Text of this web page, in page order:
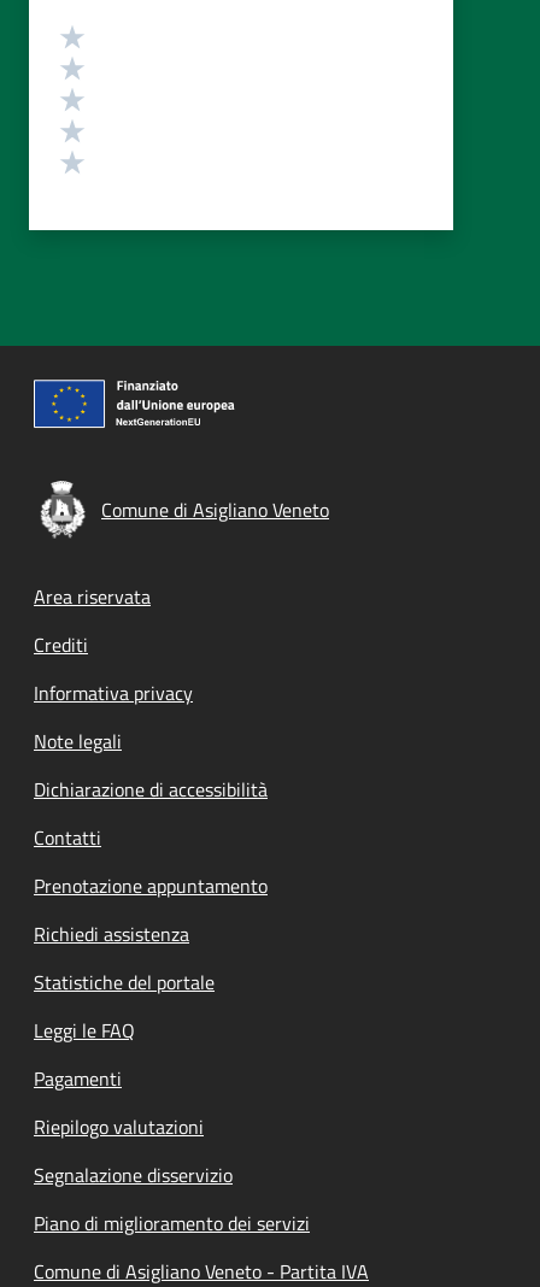
Valutazione
Comune di Asigliano Veneto
Footer menu
Area riservata
Crediti
Informativa privacy
Note legali
Dichiarazione di accessibilità
Contatti
Prenotazione appuntamento
Richiedi assistenza
Statistiche del portale
Leggi le FAQ
Pagamenti
Riepilogo valutazioni
Segnalazione disservizio
Piano di miglioramento dei servizi
Comune di Asigliano Veneto - Partita IVA